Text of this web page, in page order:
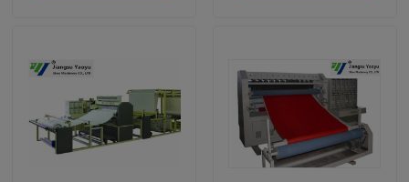
Hydraulische Matrijzensnijmachine
De hydraulische Snijmachine van de Persmatrijs
De hydraulische Snijmachine van het